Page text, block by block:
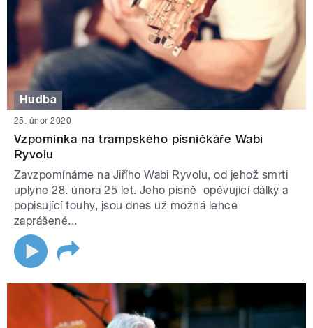
Hudba
25. únor 2020
Vzpomínka na trampského písničkáře Wabi
Ryvolu
Zavzpomínáme na Jiřího Wabi Ryvolu, od jehož smrti
uplyne 28. února 25 let. Jeho písně opěvující dálky a
popisující touhy, jsou dnes už možná lehce
zaprášené...